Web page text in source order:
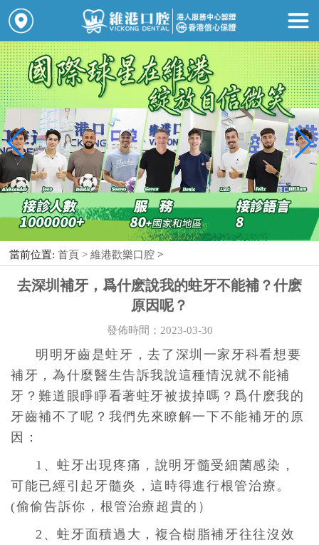
當前位置: 首頁 >維港歡樂口腔 >
去深圳補牙，爲什麽說我的蛀牙不能補？什麽
原因呢？
發佈時間：2023-03-30
明明牙齒是蛀牙 ，去了深圳一家牙科看想要
補牙，為什麼醫生告訴我說這種情況就不能補
牙？難道眼睜睜看著蛀牙被拔掉嗎？爲什麽我的
牙齒補不了呢？ 我們先來瞭解一下不能補牙的原
因：
1、蛀牙出現疼痛，說明牙髓受細菌感染，
可能已經引起牙髓炎，這時得進行根管治療。
(偷偷告訴你，根管治療超貴的）
2、蛀牙面積過大，複合樹脂補牙往往沒效